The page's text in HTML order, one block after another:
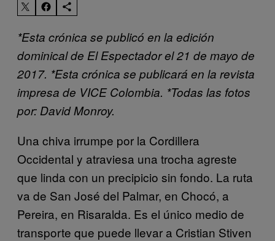
*Esta crónica se publicó en la edición
dominical de El Espectador el 21 de mayo de
2017. *Esta crónica se publicará en la revista
impresa de VICE Colombia. *Todas las fotos
por: David Monroy.
Una chiva irrumpe por la Cordillera
Occidental y atraviesa una trocha agreste
que linda con un precipicio sin fondo. La ruta
va de San José del Palmar, en Chocó, a
Pereira, en Risaralda. Es el único medio de
transporte que puede llevar a Cristian Stiven